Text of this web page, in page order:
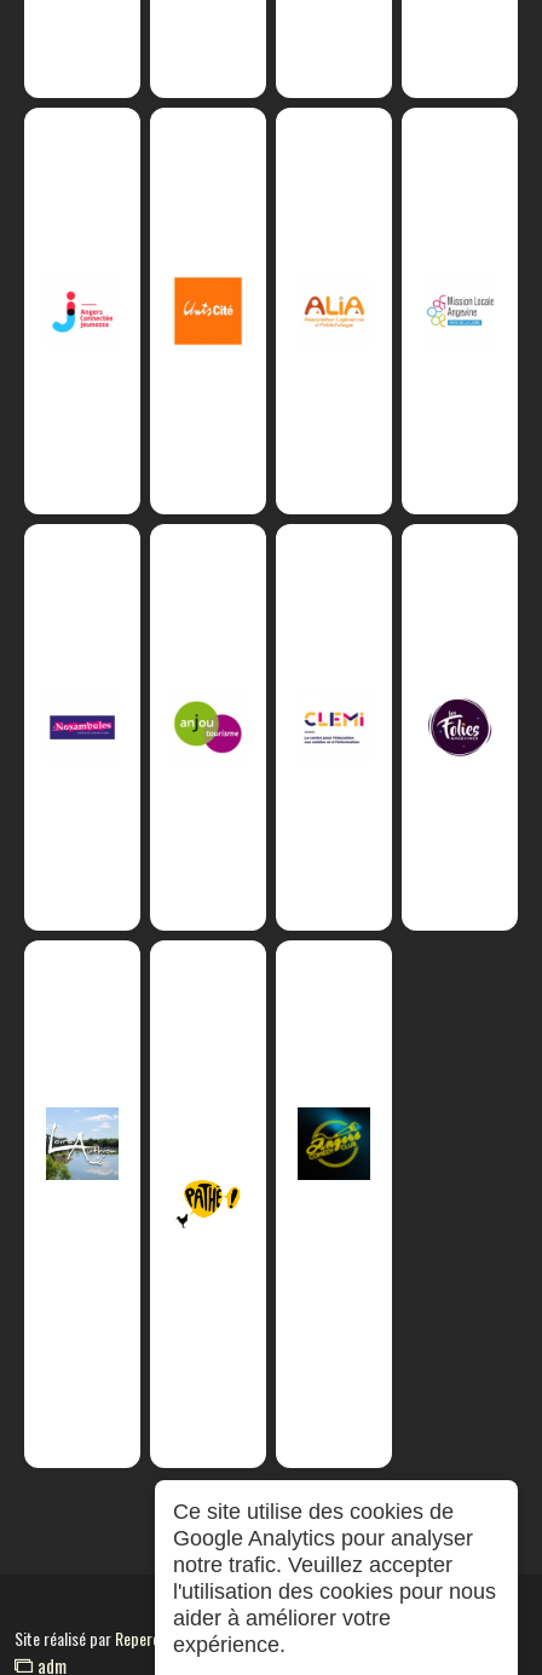
Site réalisé parRepereCom
adm
Ce site utilise des cookies de
Google Analytics pour analyser
notre trafic. Veuillez accepter
l'utilisation des cookies pour nous
aider à améliorer votre
expérience.